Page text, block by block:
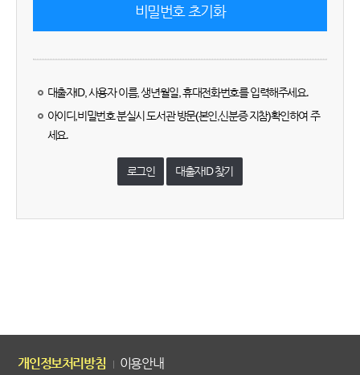
비밀번호 초기화
대출자ID, 사용자 이름, 생년월일, 휴대전화번호를 입력해주세요.
아이디,비밀번호 분실시 도서관 방문(본인,신분증 지참)확인하여 주
세요.
로그인 대출자ID 찾기
개인정보처리방침 이용안내